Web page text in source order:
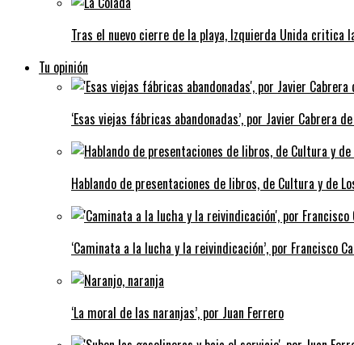
Tras el nuevo cierre de la playa, Izquierda Unida critica
Tu opinión
‘Esas viejas fábricas abandonadas’, por Javier Cabrera
Hablando de presentaciones de libros, de Cultura y de
‘Caminata a la lucha y la reivindicación’, por Francisco
‘La moral de las naranjas’, por Juan Ferrero